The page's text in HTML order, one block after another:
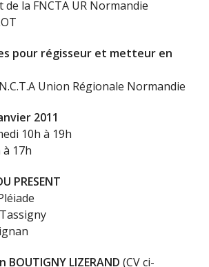
la FNCTA UR Normandie
pour régisseur et metteur en
Union Régionale Normandie
2011
10h à 19h
à 17h
PRESENT
LIZERAND (CV ci-